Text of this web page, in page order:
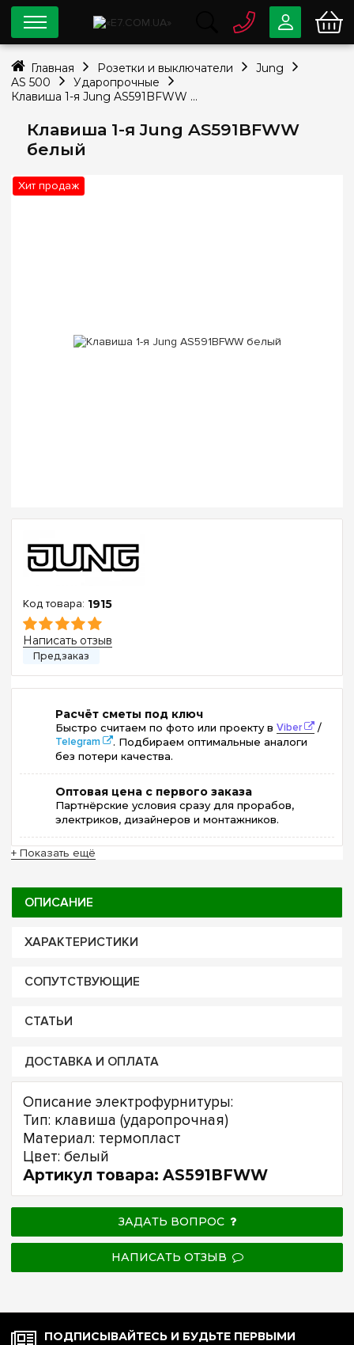
Клавиша 1-я Jung AS591BFWW
белый
Хит продаж
1915
Написать отзыв
Расчёт сметы под ключ
Быстро считаем по фото или проекту в Viber
/
Telegram
. Подбираем оптимальные аналоги
без потери качества.
Оптовая цена с первого заказа
Партнёрские условия сразу для прорабов,
электриков, дизайнеров и монтажников.
+ Показать ещё
ОПИСАНИЕ
ХАРАКТЕРИСТИКИ
СОПУТСТВУЮЩИЕ
СТАТЬИ
ДОСТАВКА И ОПЛАТА
Описание электрофурнитуры:
Тип: клавиша (ударопрочная)
Материал: термопласт
Цвет: белый
Артикул товара: AS591BFWW
ЗАДАТЬ ВОПРОС
НАПИСАТЬ ОТЗЫВ
0 80033-63-07
info@e7.com.ua
Viber Telegram
Главная Розетки и выключатели
Jung
AS 500
Ударопрочные
Клавиша 1-я Jung AS591BFWW белый
ПОДПИСЫВАЙТЕСЬ И БУДЬТЕ ПЕРВЫМИ